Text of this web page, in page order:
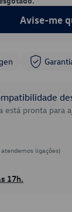
Avise-me
está pronta para
ligações)
17h.